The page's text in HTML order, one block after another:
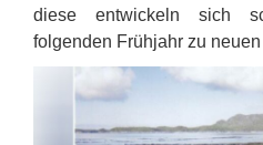
diese entwickeln sich
folgenden Frühjahr zu